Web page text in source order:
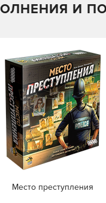
И
Место преступления